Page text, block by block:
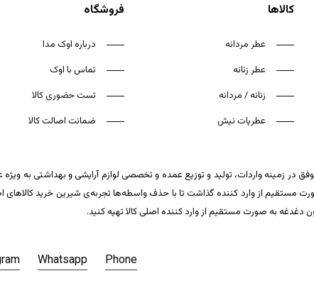
کالاها
عطر مردانه
عطر زنانه
زنانه / مردانه
عطریات نیش
فروشگاه
درباره اوک مدا
تماس با اوک
تست حضوری کالا
ضمانت اصالت کالا
در زمینه واردات، تولید و توزیع عمده و تخصصی لوازم آرایشی و بهداشتی به ویژه
از وارد کننده گذاشت تا با حذف واسطه‌ها تجربه‌ی شیرین خرید کالاهای
دغدغه به صورت مستقیم از وارد کننده اصلی کالا تهیه کنید.
Whatsapp Phone